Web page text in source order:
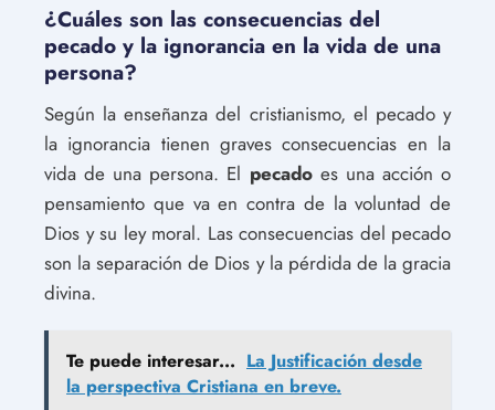
¿Cuáles son las consecuencias del
pecado y la ignorancia en la vida de una
persona?
Según la enseñanza del cristianismo, el pecado y
la ignorancia tienen graves consecuencias en la
vida de una persona. El pecadoes una acción o
pensamiento que va en contra de la voluntad de
Dios y su ley moral. Las consecuencias del pecado
son la separación de Dios y la pérdida de la gracia
divina.
Te puede interesar... La Justificación desde
la perspectiva Cristiana en breve.